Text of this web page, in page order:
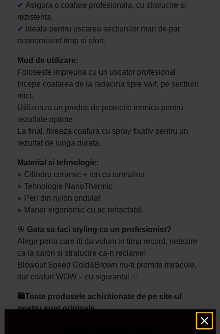
✔ Asigura o coafare profesionala, cu stralucire si
rezistenta.
✔
Ideala pentru uscarea sectiunilor mari de par,
economisind timp si efort.
Mod de utilizare:
Foloseste impreuna cu un uscator profesional.
Incepe coafarea de la radacina spre varf, pe sectiuni
mici.
Utilizeaza un produs de protectie termica pentru
rezultate optime.
La final, fixeaza coafura cu spray fixativ pentru un
rezultat de lunga durata.
Material si tehnologie:
● Cilindru ceramic + ion cu turmalina
● Tehnologie NanoThermic
● Peri din nylon ondulat
● Maner ergonomic cu ac retractabil
🎯 Gata sa faci styling ca un profesionist?
Alege peria care iti da volum in timp record, netezire
ca la salon si stralucire ca-n reclame!
Blowout Speed Gold&Brown nu-ti promite miracole,
dar coafuri WOW – cu siguranta! ✨
🛍️Toate produsele achizitionate de pe site-ul
nostru sunt originale.